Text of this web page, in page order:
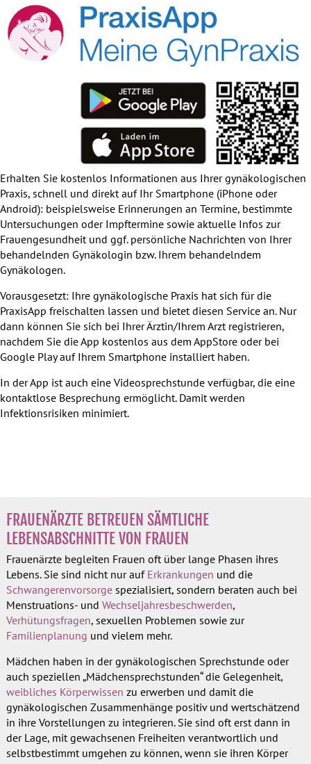
Erhalten Sie kostenlos Informationen aus Ihrer gynäkologischen
Praxis, schnell und direkt auf Ihr Smartphone (iPhone oder
Android): beispielsweise Erinnerungen an Termine, bestimmte
Untersuchungen oder Impftermine sowie aktuelle Infos zur
Frauengesundheit und ggf. persönliche Nachrichten von Ihrer
behandelnden Gynäkologin bzw. Ihrem behandelndem
Gynäkologen.
Vorausgesetzt: Ihre gynäkologische Praxis hat sich für die
PraxisApp freischalten lassen und bietet diesen Service an. Nur
dann können Sie sich bei Ihrer Ärztin/Ihrem Arzt registrieren,
nachdem Sie die App kostenlos aus dem AppStore oder bei
Google Play auf Ihrem Smartphone installiert haben.
In der App ist auch eine Videosprechstunde verfügbar, die eine
kontaktlose Besprechung ermöglicht. Damit werden
Infektionsrisiken minimiert.
FRAUENÄRZTE BETREUEN SÄMTLICHE
LEBENSABSCHNITTE VON FRAUEN
Frauenärzte begleiten Frauen oft über lange Phasen ihres
Lebens. Sie sind nicht nur auf Erkrankungen und die
Schwangerenvorsorgespezialisiert, sondern beraten auch bei
Menstruations- und Wechseljahresbeschwerden,
Verhütungsfragen, sexuellen Problemen sowie zur
Familienplanung und vielem mehr.
Mädchen haben in der gynäkologischen Sprechstunde oder
auch speziellen „Mädchensprechstunden“ die Gelegenheit,
weibliches Körperwissen zu erwerben und damit die
gynäkologischen Zusammenhänge positiv und wertschätzend
in ihre Vorstellungen zu integrieren. Sie sind oft erst dann in
der Lage, mit gewachsenen Freiheiten verantwortlich und
selbstbestimmt umgehen zu können, wenn sie ihren Körper